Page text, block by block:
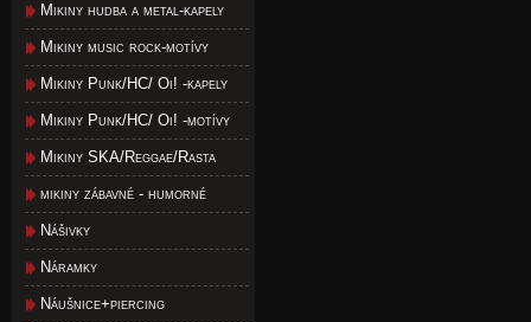
Mikiny hudba a metal-kapely
Mikiny music rock-motívy
Mikiny Punk/HC/ Oi! -kapely
Mikiny Punk/HC/ Oi! -motívy
Mikiny SKA/Reggae/Rasta
mikiny zábavné - humorné
Nášivky
Náramky
Náušnice+piercing